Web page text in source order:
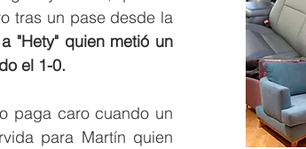
tras un pase desde la
"Hety" quien metió un
el 1-0.
paga caro cuando un
para Martín quien